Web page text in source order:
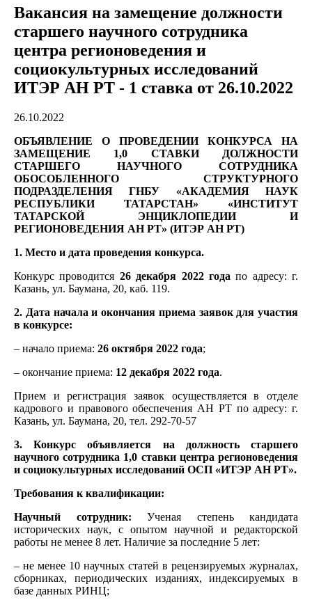
Вакансия на замещение должности
старшего научного сотрудника
центра регионоведения и
социокультурных исследований
ИТЭР АН РТ - 1 ставка от 26.10.2022
26.10.2022
ОБЪЯВЛЕНИЕ О ПРОВЕДЕНИИ КОНКУРСА НА
ЗАМЕЩЕНИЕ 1,0 СТАВКИ
ДОЛЖНОСТИ
СТАРШЕГО НАУЧНОГО СОТРУДНИКА
ОБОСОБЛЕННОГО СТРУКТУРНОГО
ПОДРАЗДЕЛЕНИЯ ГНБУ «АКАДЕМИЯ НАУК
РЕСПУБЛИКИ ТАТАРСТАН» «ИНСТИТУТ
ТАТАРСКОЙ ЭНЦИКЛОПЕДИИ И
РЕГИОНОВЕДЕНИЯ АН РТ» (ИТЭР АН РТ)
1. Место и дата проведения конкурса.
Конкурс проводится 26 декабря 2022 года по адресу: г.
Казань, ул. Баумана, 20, каб. 119.
2. Дата начала и окончания приема заявок для участия
в конкурсе:
– начало приема: 26 октября 2022 года;
– окончание приема: 12 декабря 2022 года.
Прием и регистрация заявок осуществляется в отделе
кадрового и правового обеспечения АН РТ по адресу: г.
Казань, ул. Баумана, 20, тел. 292-70-57
3. Конкурс объявляется на должность старшего
научного сотрудника 1,0 ставки центра регионоведения
и социокультурных исследований ОСП «ИТЭР АН РТ».
Требования к квалификации:
Научный сотрудник: Ученая степень кандидата
исторических наук, с опытом научной и редакторской
работы не менее 8 лет. Наличие за последние 5 лет:
– не менее 10 научных статей в рецензируемых журналах,
сборниках, периодических изданиях, индексируемых в
базе данных РИНЦ;